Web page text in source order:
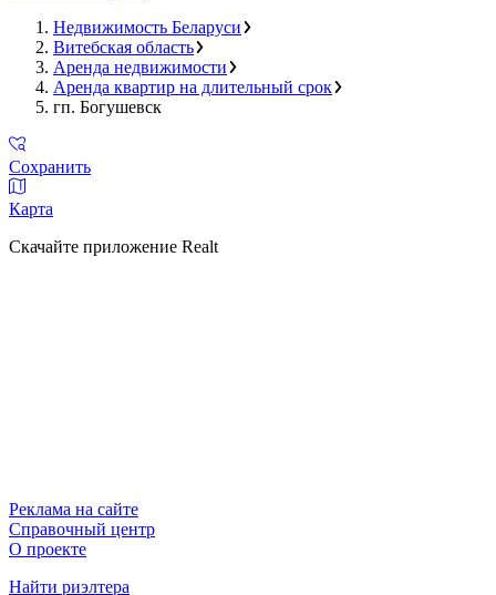
Недвижимость Беларуси
Витебская область
Аренда недвижимости
Аренда квартир на длительный срок
гп. Богушевск
Сохранить
Карта
Скачайте приложение Realt
Реклама на сайте
Справочный центр
О проекте
Найти риэлтера